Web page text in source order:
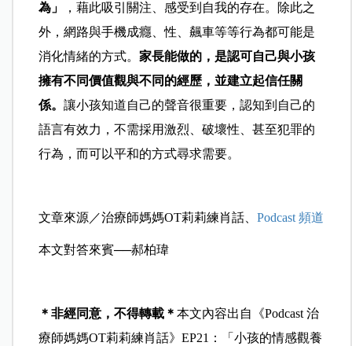
為」
，藉此吸引關注、感受到自我的存在。除此之
外，網路與手機成癮、性、飆車等等行為都可能是
消化情緒的方式。家長能做的，是認可自己與小孩
擁有不同價值觀與不同的經歷，並建立起信任關
係。讓小孩知道自己的聲音很重要，認知到自己的
語言有效力，不需採用激烈、破壞性、甚至犯罪的
行為，而可以平和的方式尋求需要。
文章來源／治療師媽媽OT莉莉練肖話、Podcast 頻道
本文對答來賓──郝柏瑋
＊非經同意，不得轉載＊本文內容出自《Podcast 治
療師媽媽OT莉莉練肖話》EP21：「小孩的情感觀養